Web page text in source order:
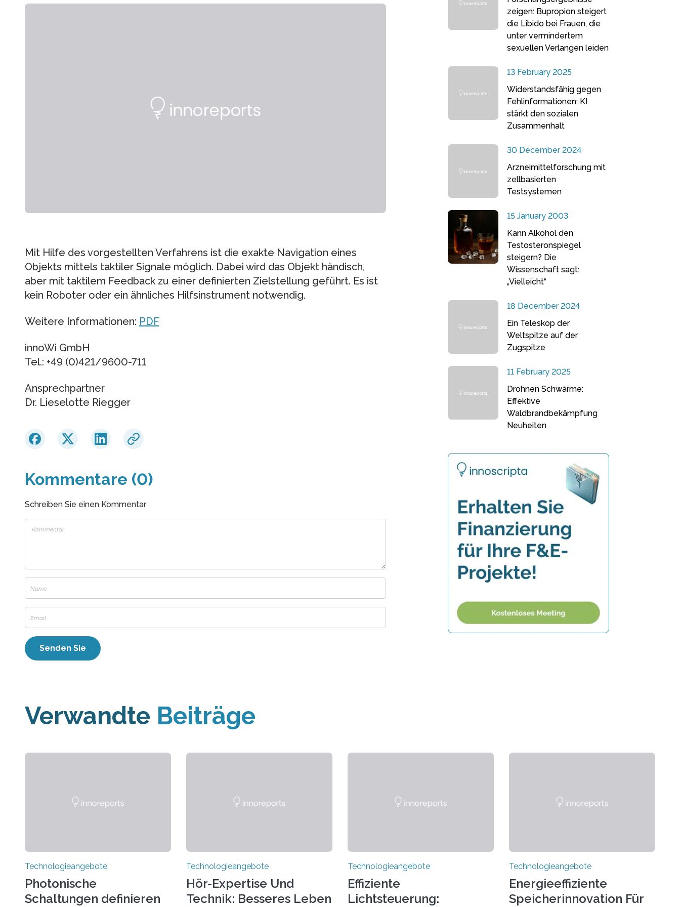
Mit Hilfe des vorgestellten Verfahrens ist die exakte Navigation eines
Objekts mittels taktiler Signale möglich. Dabei wird das Objekt händisch,
aber mit taktilem Feedback zu einer definierten Zielstellung geführt. Es ist
kein Roboter oder ein ähnliches Hilfsinstrument notwendig.
Weitere Informationen: PDF
innoWi GmbH
Tel.: +49 (0)421/9600-711
Ansprechpartner
Dr. Lieselotte Riegger
Kommentare (0)
Schreiben Sie einen Kommentar
zeigen: Bupropion steigert
die Libido bei Frauen, die
unter vermindertem
sexuellen Verlangen leiden
13 February 2025
Widerstandsfähig gegen
Fehlinformationen: KI
stärkt den sozialen
Zusammenhalt
30 December 2024
Arzneimittelforschung mit
zellbasierten
Testsystemen
15 January 2003
Kann Alkohol den
Testosteronspiegel
steigern? Die
Wissenschaft sagt:
„Vielleicht“
18 December 2024
Ein Teleskop der
Weltspitze auf der
Zugspitze
11 February 2025
Drohnen Schwärme:
Effektive
Waldbrandbekämpfung
Neuheiten
Verwandte Beiträge
Technologieangebote
Photonische
Schaltungen definieren
Technologieangebote
Hör-Expertise Und
Technik: Besseres Leben
Technologieangebote
Effiziente
Lichtsteuerung:
Technologieangebote
Energieeffiziente
Speicherinnovation Für